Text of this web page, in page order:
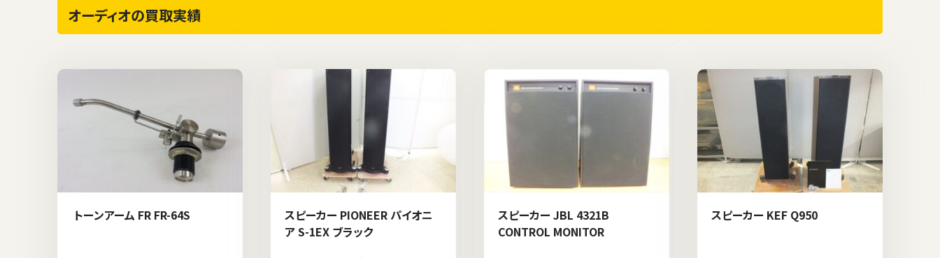
オーディオの買取実績
トーンアーム FR FR-64S
スピーカー PIONEER パイオニ
ア S-1EX ブラック
スピーカー JBL 4321B
CONTROL MONITOR
スピーカー KEF Q950